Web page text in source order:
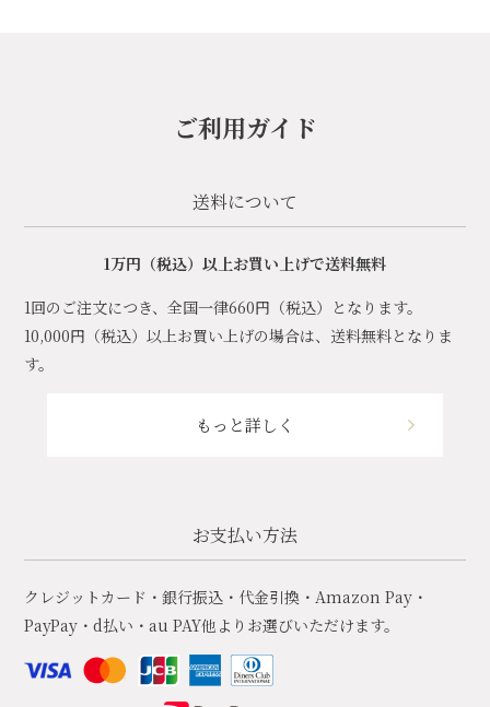
ご利用ガイド
送料について
1万円（税込）以上お買い上げで送料無料
1回のご注文につき、全国一律660円（税込）となります。
10,000円（税込）以上お買い上げの場合は、送料無料となりま
す。
もっと詳しく
お支払い方法
クレジットカード・銀行振込・代金引換・Amazon Pay・
PayPay・d払い・au PAY他よりお選びいただけます。